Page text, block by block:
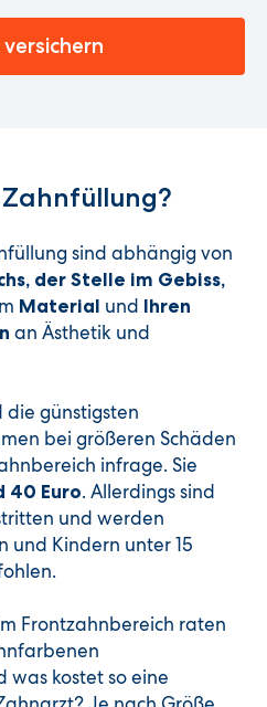
sind abhängig von
der Stelle im Gebiss,
Material und Ihren
an Ästhetik und
die günstigsten
bei größeren Schäden
infrage. Sie
40 Euro. Allerdings sind
und werden
und Kindern unter 15
Frontzahnbereich raten
was kostet so eine